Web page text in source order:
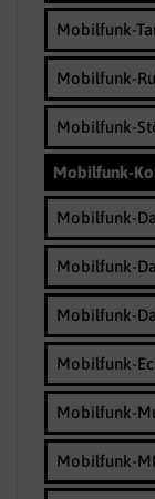
Mobilfunk-
Mobilfunk-
Mobilfunk-
Mobilfunk-
Mobilfunk-
Mobilfunk-
Mobilfunk-
Mobilfunk-
Mobilfunk-
Mobilfunk-